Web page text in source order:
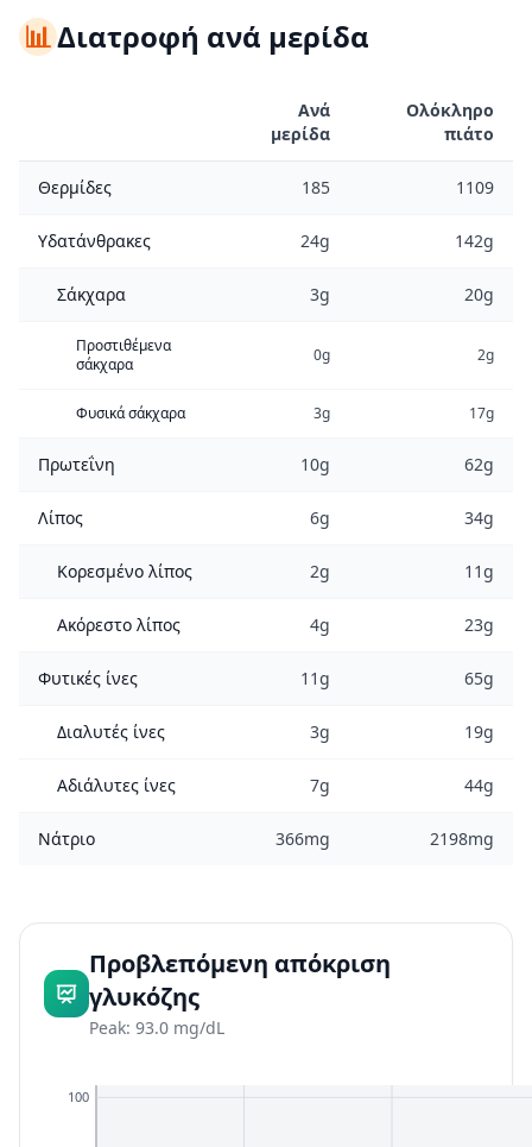
📊Διατροφή ανά μερίδα
Ανά
μερίδα
Ολόκληρο
πιάτο
Θερμίδες 185 1109
Υδατάνθρακες 24g 142g
Σάκχαρα 3g 20g
Προστιθέμενα
σάκχαρα
0g 2g
Φυσικά σάκχαρα 3g 17g
Πρωτεΐνη 10g 62g
Λίπος 6g 34g
Κορεσμένο λίπος 2g 11g
Ακόρεστο λίπος 4g 23g
Φυτικές ίνες 11g 65g
Διαλυτές ίνες 3g 19g
Αδιάλυτες ίνες 7g 44g
Νάτριο 366mg 2198mg
Προβλεπόμενη απόκριση
γλυκόζης
Peak: 93.0 mg/dL
100